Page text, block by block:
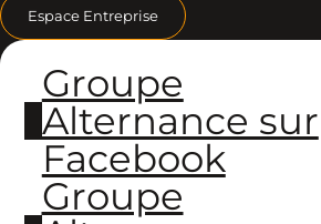
Espace Entreprise
Groupe
Alternance sur
Facebook
Groupe